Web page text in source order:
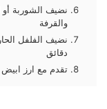
نضيف الشوربة أو
والقرفة
دقائق
تقدم مع ارز